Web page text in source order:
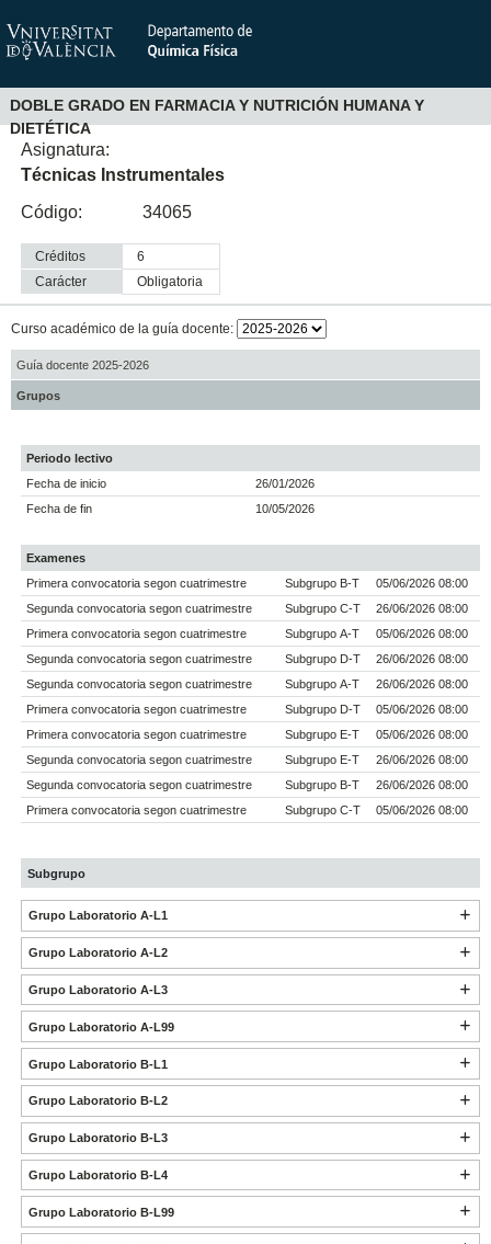
DOBLE GRADO EN FARMACIA Y NUTRICIÓN HUMANA Y
DIETÉTICA
Asignatura:
Técnicas Instrumentales
Código:
34065
Créditos
6
Carácter
obligatoria
Curso académico de la guía docente:
Guía docente 2025-2026
Grupos
Periodo lectivo
Fecha de inicio
26/01/2026
Fecha de fin
10/05/2026
Examenes
Primera convocatoria segon cuatrimestre
Subgrupo B-T
05/06/2026 08:00
Segunda convocatoria segon cuatrimestre
Subgrupo C-T
26/06/2026 08:00
Primera convocatoria segon cuatrimestre
Subgrupo A-T
05/06/2026 08:00
Segunda convocatoria segon cuatrimestre
Subgrupo D-T
26/06/2026 08:00
Segunda convocatoria segon cuatrimestre
Subgrupo A-T
26/06/2026 08:00
Primera convocatoria segon cuatrimestre
Subgrupo D-T
05/06/2026 08:00
Primera convocatoria segon cuatrimestre
Subgrupo E-T
05/06/2026 08:00
Segunda convocatoria segon cuatrimestre
Subgrupo E-T
26/06/2026 08:00
Segunda convocatoria segon cuatrimestre
Subgrupo B-T
26/06/2026 08:00
Primera convocatoria segon cuatrimestre
Subgrupo C-T 05/06/2026 08:00
Subgrupo
Grupo Laboratorio A-L1
Grupo Laboratorio A-L2
Grupo Laboratorio A-L3
Grupo Laboratorio A-L99
Grupo Laboratorio B-L1
Grupo Laboratorio B-L2
Grupo Laboratorio B-L3
Grupo Laboratorio B-L4
Grupo Laboratorio B-L99